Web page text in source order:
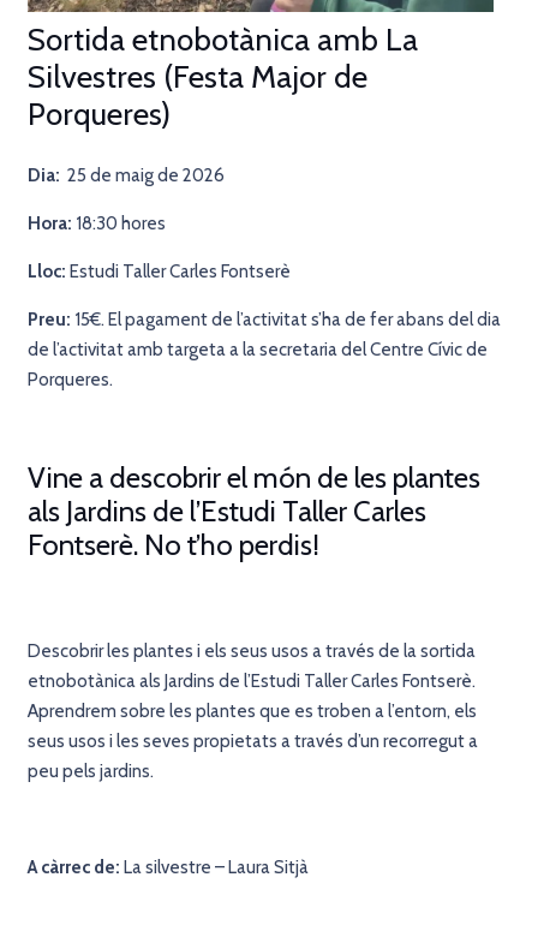
Sortida etnobotànica amb La
Silvestres (Festa Major de
Porqueres)
Dia: 25 de maig de 2026
Hora: 18:30 hores
Lloc: Estudi Taller Carles Fontserè
Preu: 15€. El pagament de l’activitat s’ha de fer abans del dia
de l’activitat amb targeta a la secretaria del Centre Cívic de
Porqueres.
Vine a descobrir el món de les plantes
als Jardins de l’Estudi Taller Carles
Fontserè. No t’ho perdis!
Descobrir les plantes i els seus usos a través de la sortida
etnobotànica als Jardins de l’Estudi Taller Carles Fontserè.
Aprendrem sobre les plantes que es troben a l’entorn, els
seus usos i les seves propietats a través d’un recorregut a
peu pels jardins.
A càrrec de: La silvestre – Laura Sitjà